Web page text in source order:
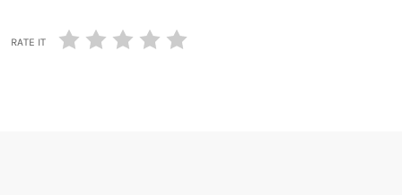
RATE IT